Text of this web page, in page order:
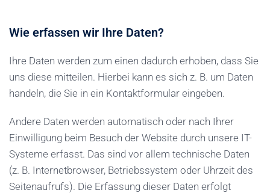
Wie erfassen wir Ihre Daten?
Ihre Daten werden zum einen dadurch erhoben, dass Sie
uns diese mitteilen. Hierbei kann es sich z. B. um Daten
handeln, die Sie in ein Kontaktformular eingeben.
Andere Daten werden automatisch oder nach Ihrer
Einwilligung beim Besuch der Website durch unsere IT-
Systeme erfasst. Das sind vor allem technische Daten
(z. B. Internetbrowser, Betriebssystem oder Uhrzeit des
Seitenaufrufs). Die Erfassung dieser Daten erfolgt